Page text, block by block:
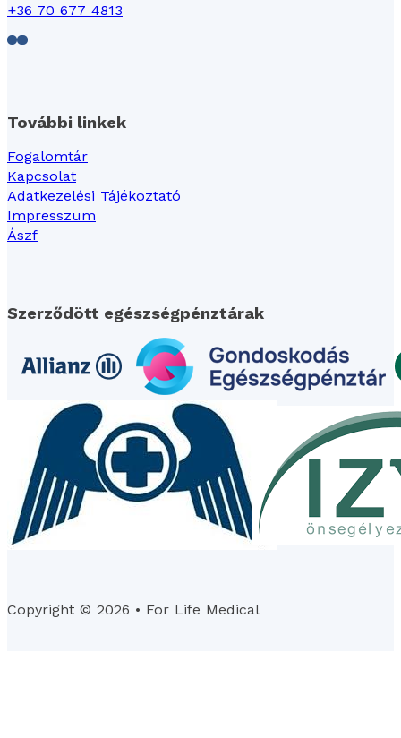
+36 70 677 4813
Follow us on Facebook
Follow us on LinkedIn
További linkek
Fogalomtár
Kapcsolat
Adatkezelési Tájékoztató
Impresszum
Ászf
Szerződött egészségpénztárak
Copyright © 2026 • For Life Medical